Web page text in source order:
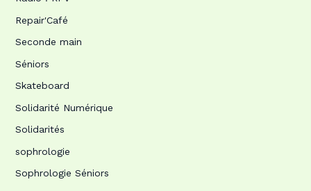
Repair'Café
Seconde main
Séniors
Skateboard
Solidarité Numérique
Solidarités
sophrologie
Sophrologie Séniors